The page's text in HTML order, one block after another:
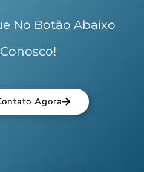
No Botão Abaixo
Agora